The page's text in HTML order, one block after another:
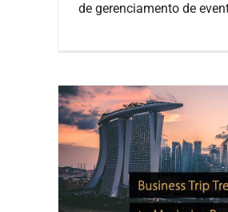
de gerenciamento de